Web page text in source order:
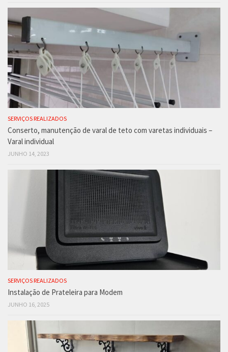
SERVIÇOS REALIZADOS
Conserto, manutenção de varal de teto com varetas individuais –
Varal individual
JUNHO 14, 2023
SERVIÇOS REALIZADOS
Instalação de Prateleira para Modem
JUNHO 16, 2025